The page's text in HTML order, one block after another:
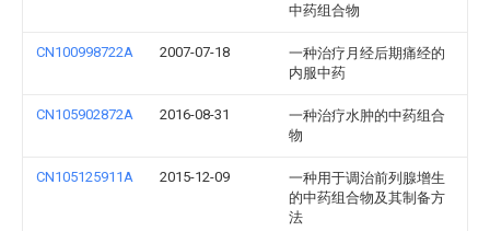
中药组合物
CN100998722A 2007-07-18
一种治疗月经后期痛经的
内服中药
CN105902872A 2016-08-31
一种治疗水肿的中药组合
物
CN105125911A 2015-12-09
一种用于调治前列腺增生
的中药组合物及其制备方
法